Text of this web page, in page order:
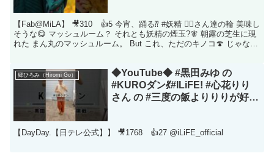
【Fab@MiLA】 🎥310 👍5 今宵、踊る⁇ #妖精 🧝‍♀️さん達の輪 美味し
そうな😋 マッシュルーム？ それとも妖精の煙玉?🧚 朝露の芝生に現
れた まん丸のマッシュルーム。 But これ、ただのキノコ🍄 じゃなか
郷ひろみ（Hiromi Go）
◆YouTube◆ #黒田みゆ の
#KUROダン💃#ILiFE! #心花りり
さん の #三度の飯よりりりが好き
【DayDay.【日テレ公式】】 🎥1768 👍27 @iLiFE_official